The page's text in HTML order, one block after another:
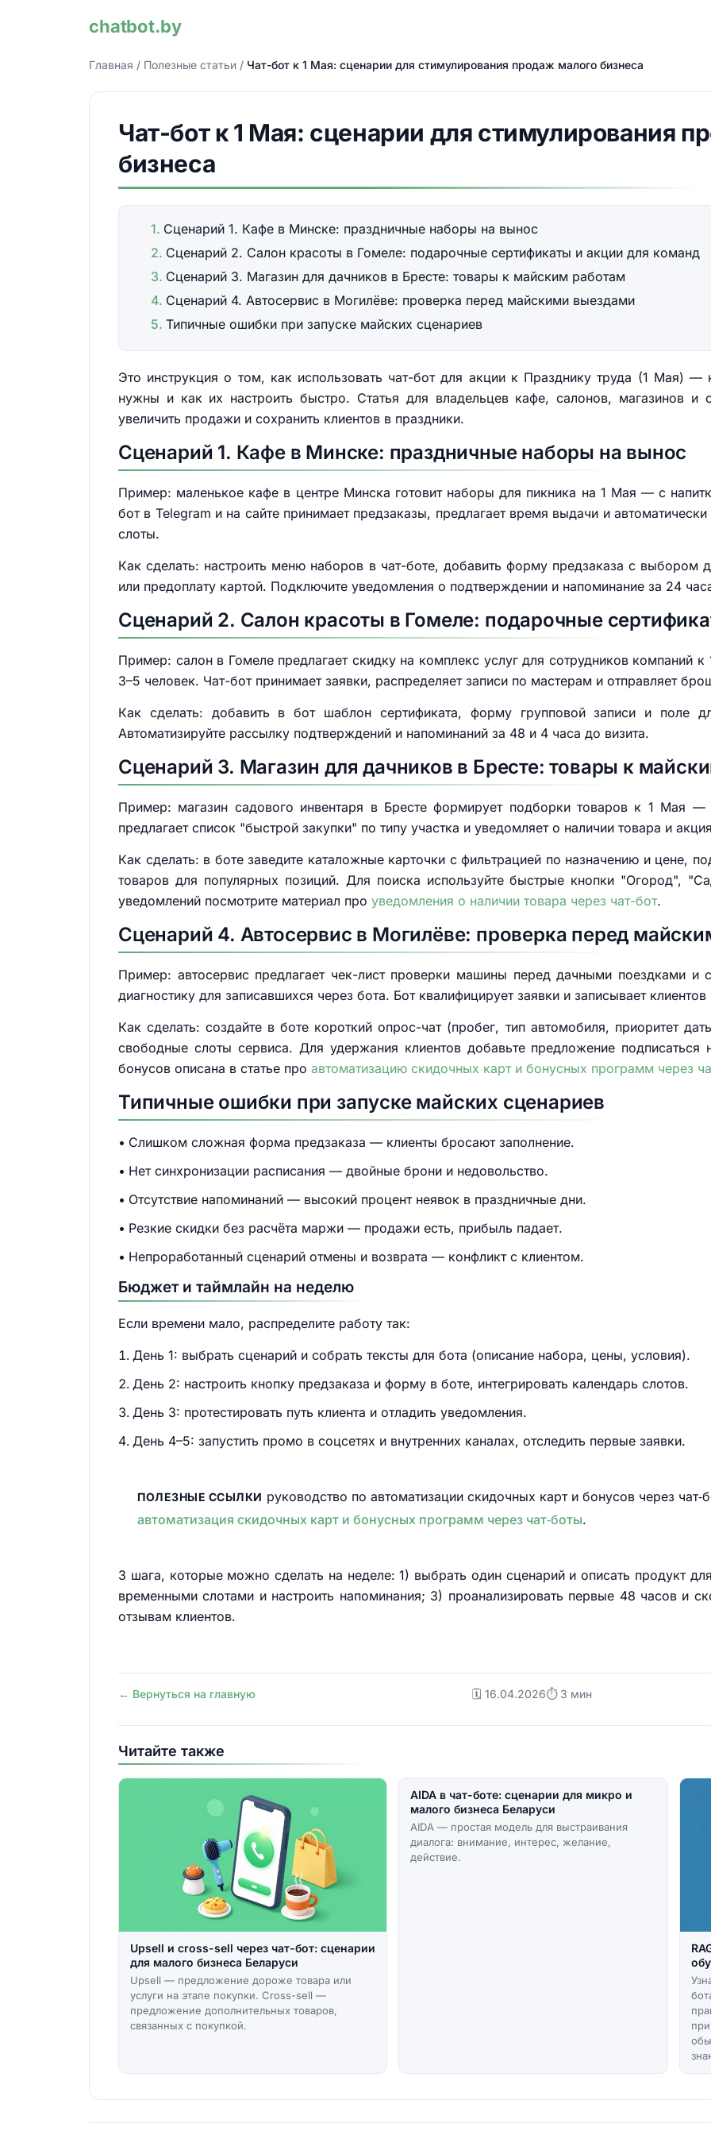
chatbot.by
Главная / Полезные статьи / Чат-бот к 1 Мая: сценарии для стимулирования продаж малого бизнеса
Чат-бот к 1 Мая: сценарии для стимулирования
бизнеса
Сценарий 1. Кафе в Минске: праздничные наборы на вынос
Сценарий 2. Салон красоты в Гомеле: подарочные сертификаты и акции для команд
Сценарий 3. Магазин для дачников в Бресте: товары к майским работам
Сценарий 4. Автосервис в Могилёве: проверка перед майскими выездами
Типичные ошибки при запуске майских сценариев
Это инструкция о том, как использовать чат-бот для акции к Празднику труда (1 Мая) —
нужны и как их настроить быстро. Статья для владельцев кафе, салонов, магазинов и
увеличить продажи и сохранить клиентов в праздники.
Сценарий 1. Кафе в Минске: праздничные наборы на вынос
Пример: маленькое кафе в центре Минска готовит наборы для пикника на 1 Мая — с
бот в Telegram и на сайте принимает предзаказы, предлагает время выдачи и
слоты.
Как сделать: настроить меню наборов в чат-боте, добавить форму предзаказа с выбором
или предоплату картой. Подключите уведомления о подтверждении и напоминание за 24
Сценарий 2. Салон красоты в Гомеле: подарочные
Пример: салон в Гомеле предлагает скидку на комплекс услуг для сотрудников
3–5 человек. Чат-бот принимает заявки, распределяет записи по мастерам и отправляет
Как сделать: добавить в бот шаблон сертификата, форму групповой записи и поле
Автоматизируйте рассылку подтверждений и напоминаний за 48 и 4 часа до визита.
Сценарий 3. Магазин для дачников в Бресте: товары к
Пример: магазин садового инвентаря в Бресте формирует подборки товаров к 1 Мая —
предлагает список "быстрой закупки" по типу участка и уведомляет о наличии товара и
Как сделать: в боте заведите каталожные карточки с фильтрацией по назначению и цене,
товаров для популярных позиций. Для поиска используйте быстрые кнопки "Огород",
уведомлений посмотрите материал про уведомления о наличии товара через чат-бот.
Сценарий 4. Автосервис в Могилёве: проверка перед
Пример: автосервис предлагает чек-лист проверки машины перед дачными поездками и
диагностику для записавшихся через бота. Бот квалифицирует заявки и записывает
Как сделать: создайте в ботe короткий опрос-чат (пробег, тип автомобиля, приоритет
свободные слоты сервиса. Для удержания клиентов добавьте предложение
бонусов описана в статье про автоматизацию скидочных карт и бонусных программ через
Типичные ошибки при запуске майских сценариев
Слишком сложная форма предзаказа — клиенты бросают заполнение.
Нет синхронизации расписания — двойные брони и недовольство.
Отсутствие напоминаний — высокий процент неявок в праздничные дни.
Резкие скидки без расчёта маржи — продажи есть, прибыль падает.
Непроработанный сценарий отмены и возврата — конфликт с клиентом.
Бюджет и таймлайн на неделю
Если времени мало, распределите работу так:
День 1: выбрать сценарий и собрать тексты для бота (описание набора, цены, условия).
День 2: настроить кнопку предзаказа и форму в боте, интегрировать календарь слотов.
День 3: протестировать путь клиента и отладить уведомления.
День 4–5: запустить промо в соцсетях и внутренних каналах, отследить первые заявки.
ПОЛЕЗНЫЕ ССЫЛКИ руководство по автоматизации скидочных карт и бонусов через
автоматизация скидочных карт и бонусных программ через чат‑боты.
3 шага, которые можно сделать на неделе: 1) выбрать один сценарий и описать продукт
временными слотами и настроить напоминания; 3) проанализировать первые 48 часов и
отзывам клиентов.
← Вернуться на главную 🗓️ 16.04.2026⏱ 3 мин
Читайте также
Upsell и cross-sell через чат-бот: сценарии
для малого бизнеса Беларуси
Upsell — предложение дороже товара или
услуги на этапе покупки. Cross-sell —
предложение дополнительных товаров,
связанных с покупкой.
AIDA в чат-боте: сценарии для микро и
малого бизнеса Беларуси
AIDA — простая модель для выстраивания
диалога: внимание, интерес, желание,
действие.